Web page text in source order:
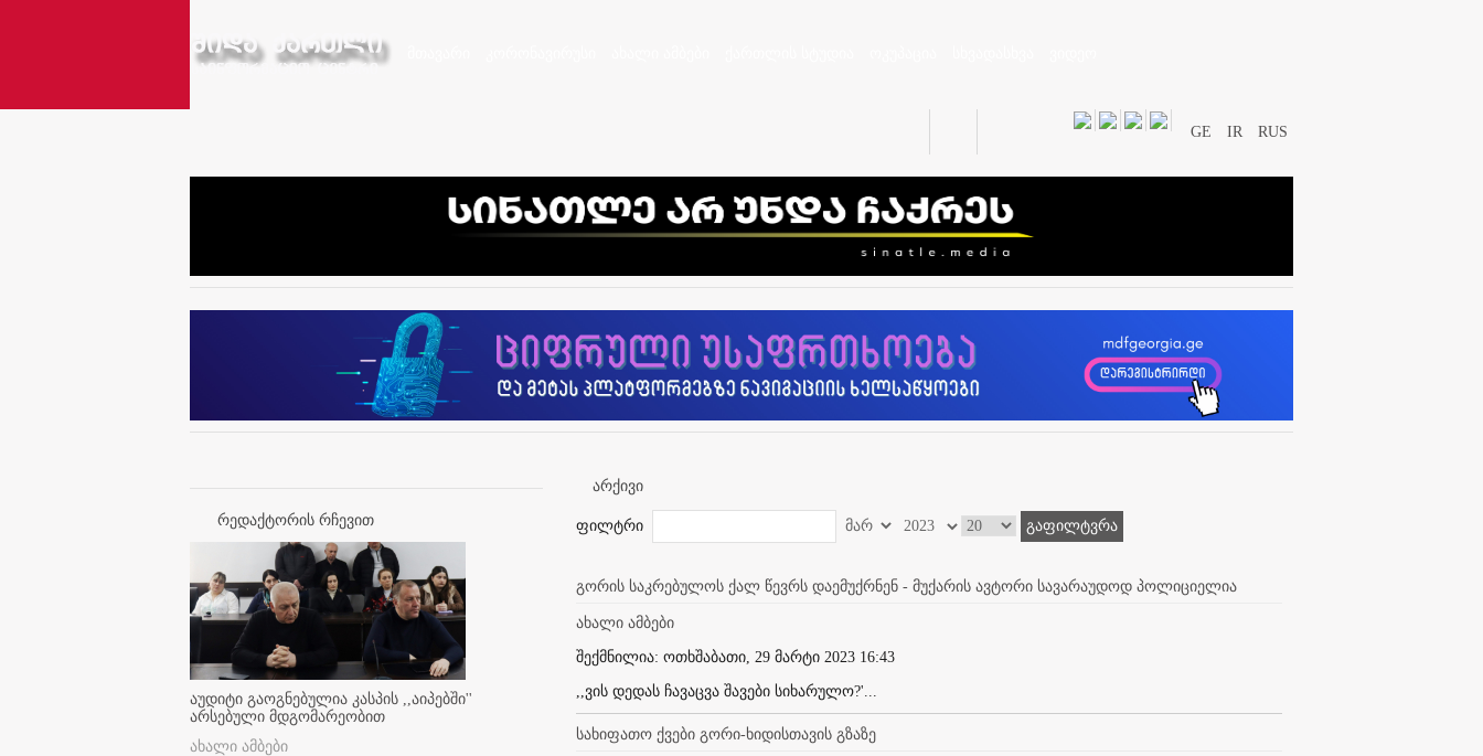
GE IR RUS
რედაქტორის რჩევით
აუდიტი გაოგნებულია კასპის ,,აიპებში''
არსებული მდგომარეობით
ახალი ამბები
არქივი
ფილტრი გაფილტვრა
გორის საკრებულოს ქალ წევრს დაემუქრნენ - მუქარის ავტორი სავარაუდოდ პოლიციელია
ახალი ამბები
შექმნილია: ოთხშაბათი, 29 მარტი 2023 16:43
,,ვის დედას ჩავაცვა შავები სიხარულო?'...
სახიფათო ქვები გორი-ხიდისთავის გზაზე